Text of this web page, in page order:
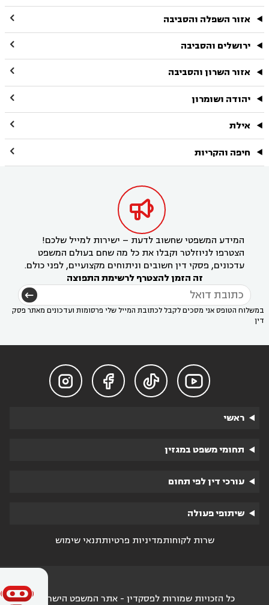
אזור השפלה והסביבה 
ירושלים והסביבה 
אזור השרון והסביבה 
יהודה ושומרון 
אילת 
חיפה והקריות 

המידע המשפטי שחשוב לדעת – ישירות למייל שלכם!
הצטרפו לניוזלטר וקבלו את כל מה שחם בעולם המשפט
עדכונים, פסקי דין חשובים וניתוחים מקצועיים, לפני כולם.
זה הזמן להצטרף לרשימת התפוצה
במשלוח הטופס אני מסכים לקבל לכתובת המייל שלי פרסומות ועדכונים מאתר פסק
דין




ראשי
תחומי משפט במגזין
עורכי דין לפי תחום
שיתופי פעולה
שרות לקוחותמדיניות פרטיותתנאי שימוש
כל הזכויות שמורות לפסקדין - אתר המשפט הישראלי